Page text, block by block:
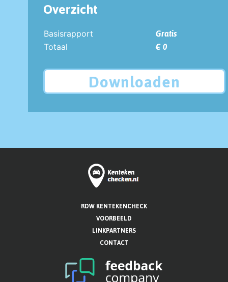
Overzicht
Basisrapport
Gratis
Totaal
€ 0
Downloaden
RDW KENTEKENCHECK
VOORBEELD
LINKPARTNERS
CONTACT